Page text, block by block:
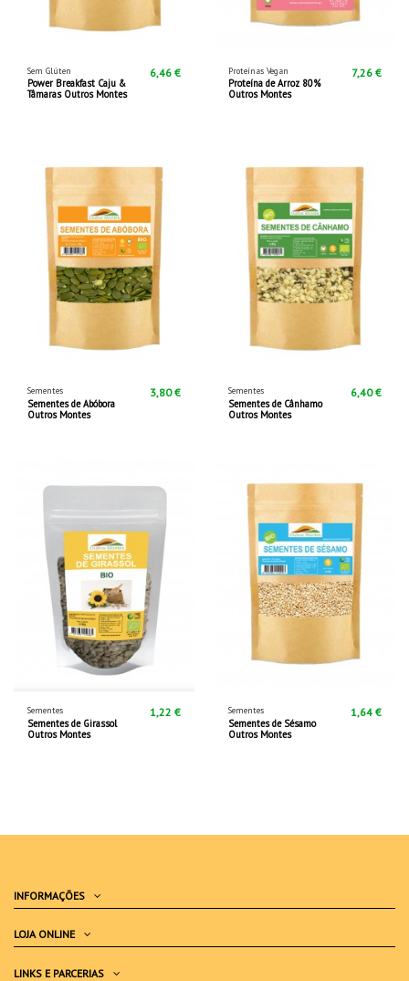
Sem Glúten
Power Breakfast Caju &
Tâmaras Outros Montes
6,46 € Proteínas Vegan
Proteína de Arroz 80%
Outros Montes
7,26 €
Sementes
Sementes de Abóbora
Outros Montes
3,80 € Sementes
Sementes de Cânhamo
Outros Montes
6,40 €
Sementes
Sementes de Girassol
Outros Montes
1,22 € Sementes
Sementes de Sésamo
Outros Montes
1,64 €
INFORMAÇÕES
LOJA ONLINE
LINKS E PARCERIAS